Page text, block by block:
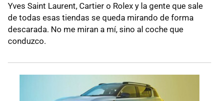
Yves Saint Laurent, Cartier o Rolex y la gente que sale
de todas esas tiendas se queda mirando de forma
descarada. No me miran a mí, sino al coche que
conduzco.